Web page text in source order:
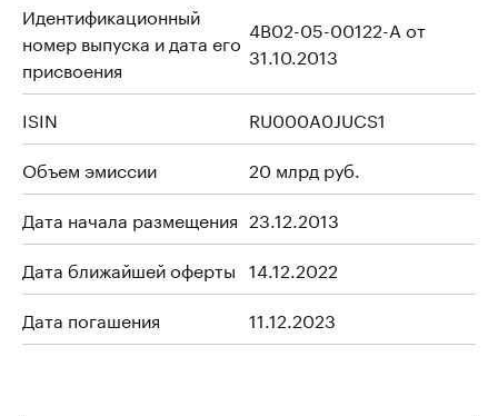
Идентификационный
номер выпуска и дата его
присвоения
4B02-05-00122-A от
31.10.2013
ISIN
RU000A0JUCS1
Объем эмиссии
20 млрд руб.
Дата начала размещения 23.12.2013
Дата ближайшей оферты 14.12.2022
Дата погашения
11.12.2023